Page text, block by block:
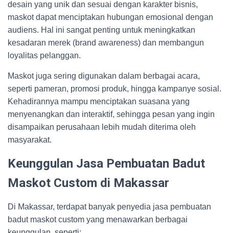
desain yang unik dan sesuai dengan karakter bisnis,
maskot dapat menciptakan hubungan emosional dengan
audiens. Hal ini sangat penting untuk meningkatkan
kesadaran merek (brand awareness) dan membangun
loyalitas pelanggan.
Maskot juga sering digunakan dalam berbagai acara,
seperti pameran, promosi produk, hingga kampanye sosial.
Kehadirannya mampu menciptakan suasana yang
menyenangkan dan interaktif, sehingga pesan yang ingin
disampaikan perusahaan lebih mudah diterima oleh
masyarakat.
Keunggulan Jasa Pembuatan Badut
Maskot Custom di Makassar
Di Makassar, terdapat banyak penyedia jasa pembuatan
badut maskot custom yang menawarkan berbagai